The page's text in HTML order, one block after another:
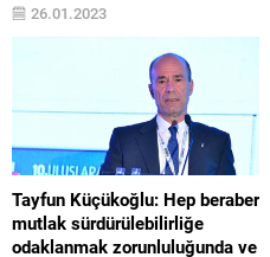
Yönetim Zirvesi’ne katıldı. 9
Aralık’ta gerçekleşen zirveye IP
Interkom Sistemleri’ni de
sergilediği standı ile katılan
Teknoline tüm katılımcıların
takdirini kazandı. Türkiye Kentsel
Tesis Yönetim
Derneği (TRKTYD) tarafından bu
yıl 2. kez gerçekleştirilen Tesis
Yönetim Zirvesi ve Ödül Töreni
26.01.2023
Tayfun Küçükoğlu: Hep beraber
mutlak sürdürülebilirliğe
odaklanmak zorunluluğunda ve